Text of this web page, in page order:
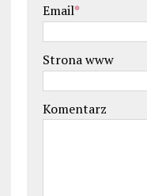
Email*
Strona www
Komentarz